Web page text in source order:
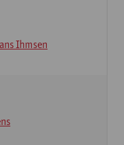
Ihmsen